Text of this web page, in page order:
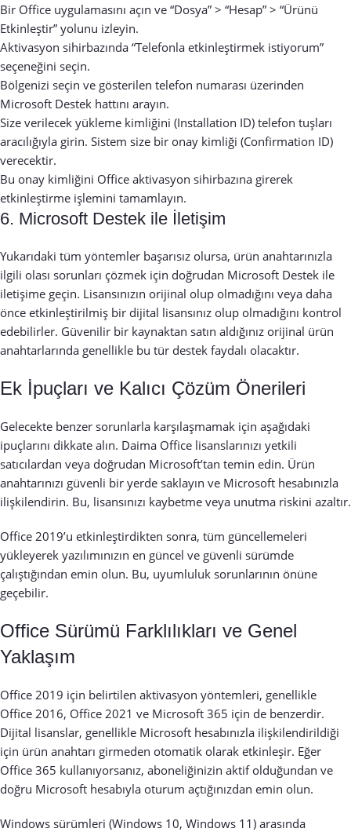
Bir Office uygulamasını açın ve “Dosya” > “Hesap” > “Ürünü
Etkinleştir” yolunu izleyin.
Aktivasyon sihirbazında “Telefonla etkinleştirmek istiyorum”
seçeneğini seçin.
Bölgenizi seçin ve gösterilen telefon numarası üzerinden
Microsoft Destek hattını arayın.
Size verilecek yükleme kimliğini (Installation ID) telefon tuşları
aracılığıyla girin. Sistem size bir onay kimliği (Confirmation ID)
verecektir.
Bu onay kimliğini Office aktivasyon sihirbazına girerek
etkinleştirme işlemini tamamlayın.
6. Microsoft Destek ile İletişim
Yukarıdaki tüm yöntemler başarısız olursa, ürün anahtarınızla
ilgili olası sorunları çözmek için doğrudan Microsoft Destek ile
iletişime geçin. Lisansınızın orijinal olup olmadığını veya daha
önce etkinleştirilmiş bir dijital lisansınız olup olmadığını kontrol
edebilirler. Güvenilir bir kaynaktan satın aldığınız orijinal ürün
anahtarlarında genellikle bu tür destek faydalı olacaktır.
Ek İpuçları ve Kalıcı Çözüm Önerileri
Gelecekte benzer sorunlarla karşılaşmamak için aşağıdaki
ipuçlarını dikkate alın. Daima Office lisanslarınızı yetkili
satıcılardan veya doğrudan Microsoft’tan temin edin. Ürün
anahtarınızı güvenli bir yerde saklayın ve Microsoft hesabınızla
ilişkilendirin. Bu, lisansınızı kaybetme veya unutma riskini azaltır.
Office 2019’u etkinleştirdikten sonra, tüm güncellemeleri
yükleyerek yazılımınızın en güncel ve güvenli sürümde
çalıştığından emin olun. Bu, uyumluluk sorunlarının önüne
geçebilir.
Office Sürümü Farklılıkları ve Genel
Yaklaşım
Office 2019 için belirtilen aktivasyon yöntemleri, genellikle
Office 2016, Office 2021 ve Microsoft 365 için de benzerdir.
Dijital lisanslar, genellikle Microsoft hesabınızla ilişkilendirildiği
için ürün anahtarı girmeden otomatik olarak etkinleşir. Eğer
Office 365 kullanıyorsanız, aboneliğinizin aktif olduğundan ve
doğru Microsoft hesabıyla oturum açtığınızdan emin olun.
Windows sürümleri (Windows 10, Windows 11) arasında